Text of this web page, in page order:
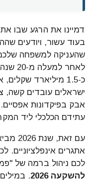
דמיינו את הרגע שבו
בעוד עשור, ויודעים
שהעניקה למשפחה
לאחר
כ-1.5 מיליארד
ישראלים עובדים קשה,
אבק בפיקדונות
עתידם הכלכלי ליד
עם
אתגרים אינפלציוניים.
לכם ניהול ברמה של
להשקעה 2026
.